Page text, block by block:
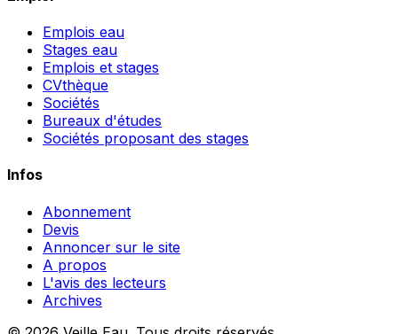
Emplois eau
Stages eau
Emplois et stages
CVthèque
Sociétés
Bureaux d'études
Sociétés proposant des stages
Infos
Abonnement
Devis
Annoncer sur le site
A propos
L'avis des lecteurs
Archives